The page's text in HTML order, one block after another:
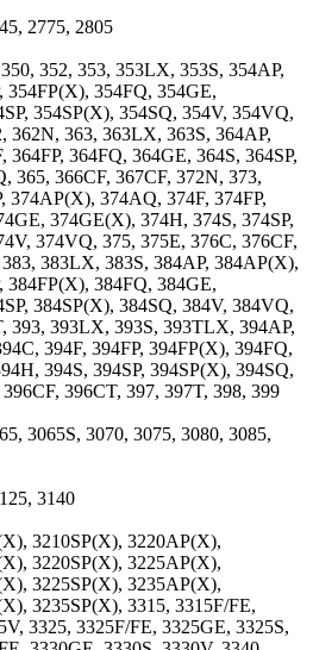
2775, 2805
352, 353, 353LX, 353S, 354AP,
354FP(X), 354FQ, 354GE,
354SP(X), 354SQ, 354V, 354VQ,
362N, 363, 363LX, 363S, 364AP,
364FP, 364FQ, 364GE, 364S, 364SP,
365, 366CF, 367CF, 372N, 373,
374AP(X), 374AQ, 374F, 374FP,
374GE(X), 374H, 374S, 374SP,
374VQ, 375, 375E, 376C, 376CF,
383LX, 383S, 384AP, 384AP(X),
384FP(X), 384FQ, 384GE,
384SP(X), 384SQ, 384V, 384VQ,
393, 393LX, 393S, 393TLX, 394AP,
394F, 394FP, 394FP(X), 394FQ,
394S, 394SP, 394SP(X), 394SQ,
396CT, 397, 397T, 398, 399
3065S, 3070, 3075, 3080, 3085,
3140
3210SP(X), 3220AP(X),
3220SP(X), 3225AP(X),
3225SP(X), 3235AP(X),
3235SP(X), 3315, 3315F/FE,
3325, 3325F/FE, 3325GE, 3325S,